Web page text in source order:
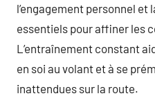
l’engagement personnel
essentiels pour affiner les
L’entraînement constant
en soi au volant et à se
inattendues sur la route.